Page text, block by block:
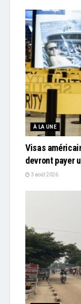
À LA UNE
Visas
devront payer
3 août 2026